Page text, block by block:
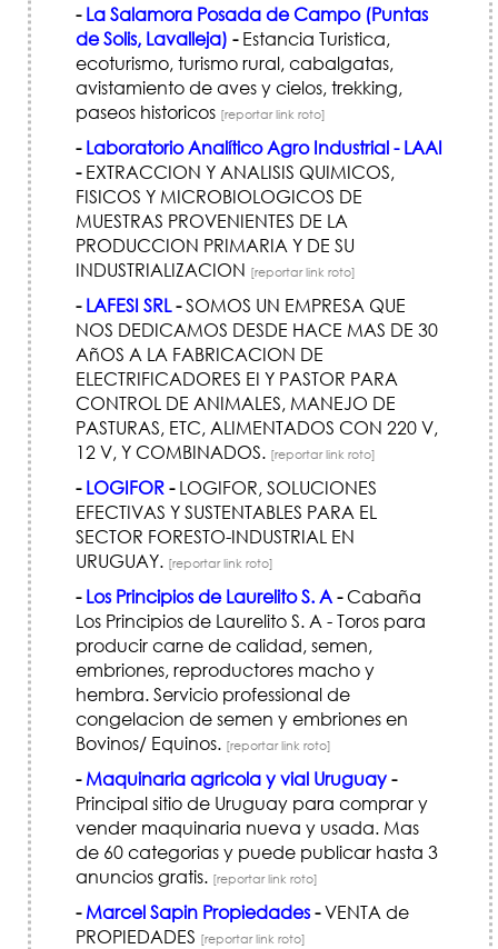
- La Salamora Posada de Campo (Puntas
de Solis, Lavalleja) -Estancia Turistica,
ecoturismo, turismo rural, cabalgatas,
avistamiento de aves y cielos, trekking,
paseos historicos [reportar link roto]
- Laboratorio Analítico Agro Industrial - LAAI
-EXTRACCION Y ANALISIS QUIMICOS,
FISICOS Y MICROBIOLOGICOS DE
MUESTRAS PROVENIENTES DE LA
PRODUCCION PRIMARIA Y DE SU
INDUSTRIALIZACION [reportar link roto]
- LAFESI SRL-SOMOS UN EMPRESA QUE
NOS DEDICAMOS DESDE HACE MAS DE 30
AñOS A LA FABRICACION DE
ELECTRIFICADORES EI Y PASTOR PARA
CONTROL DE ANIMALES, MANEJO DE
PASTURAS, ETC, ALIMENTADOS CON 220 V,
12 V, Y COMBINADOS. [reportar link roto]
- LOGIFOR-LOGIFOR, SOLUCIONES
EFECTIVAS Y SUSTENTABLES PARA EL
SECTOR FORESTO-INDUSTRIAL EN
URUGUAY. [reportar link roto]
- Los Principios de Laurelito S. A-Cabaña
Los Principios de Laurelito S. A - Toros para
producir carne de calidad, semen,
embriones, reproductores macho y
hembra. Servicio professional de
congelacion de semen y embriones en
Bovinos/ Equinos. [reportar link roto]
- Maquinaria agricola y vial Uruguay-
Principal sitio de Uruguay para comprar y
vender maquinaria nueva y usada. Mas
de 60 categorias y puede publicar hasta 3
anuncios gratis. [reportar link roto]
- Marcel Sapin Propiedades-VENTA de
PROPIEDADES [reportar link roto]